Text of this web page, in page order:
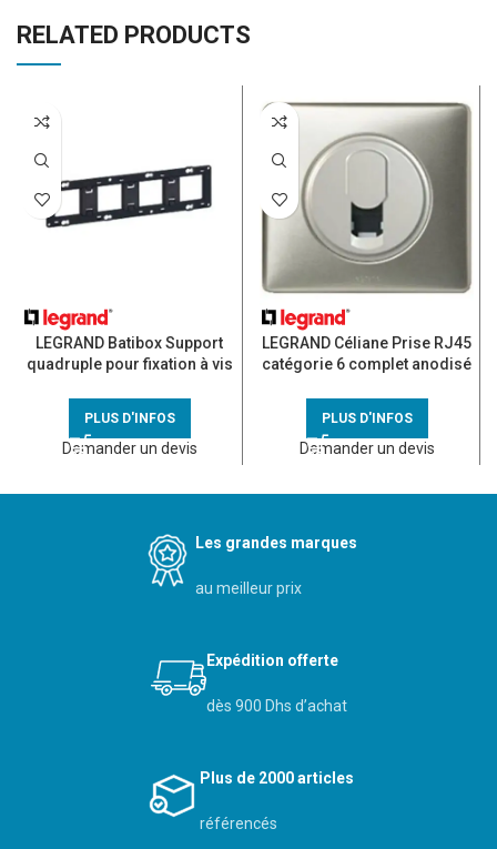
RELATED PRODUCTS
LEGRAND Batibox Support
quadruple pour fixation à vis
PLUS D'INFOS
Demander un devis
LEGRAND Céliane Prise RJ45
catégorie 6 complet anodisé
PLUS D'INFOS
Demander un devis
Les grandes marques
au meilleur prix
Expédition offerte
dès 900 Dhs d’achat
Plus de 2000 articles
référencés